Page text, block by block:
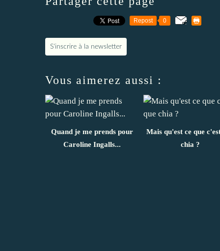
Repost 0
S'inscrire à la newsletter
Vous aimerez aussi :
Quand je me prends pour
Caroline Ingalls...
Mais qu'est ce que
chia ?